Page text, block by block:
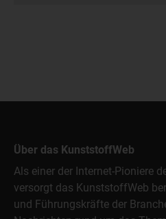
Über das KunststoffWeb
Als einer der Internet-Pioniere
versorgt das KunststoffWeb
und Führungskräfte der